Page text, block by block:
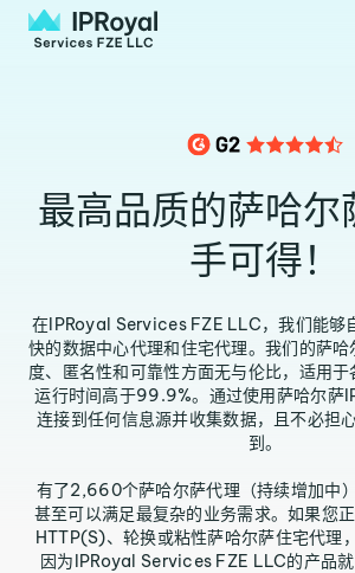
最高品质的萨哈尔
手可得！
在IPRoyal Services FZE LLC，我们能够
快的数据中心代理和住宅代理。我们的萨
度、匿名性和可靠性方面无与伦比，适用
运行时间高于99.9%。通过使用萨哈尔萨
连接到任何信息源并收集数据，且不必担
到。
有了2,660个萨哈尔萨代理（持续增加中
甚至可以满足最复杂的业务需求。如果您
HTTP(S)、轮换或粘性萨哈尔萨住宅代理
因为IPRoyal Services FZE LLC的产品就